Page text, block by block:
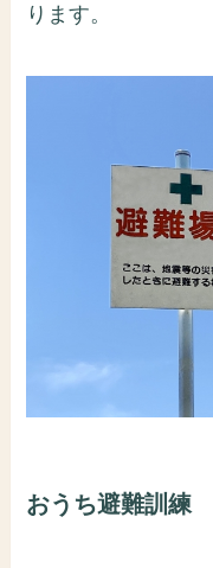
ります。
おうち避難訓練